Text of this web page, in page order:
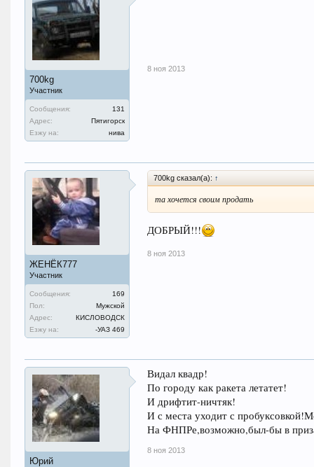
700kg
Участник
Сообщения:
131
Адрес:
Пятигорск
Езжу на:
нива
8 ноя 2013
ЖЕНЁК777
Участник
Сообщения:
169
Пол:
Мужской
Адрес:
КИСЛОВОДСК
Езжу на:
-УАЗ 469
700kg сказал(а): ↑
та хочется своим продать
ДОБРЫЙ!!!
8 ноя 2013
Юрий
Видал квадр!
По городу как ракета летатет!
И дрифтит-ничтяк!
И с места уходит с
На ФНПРе,возможно,был-бы в
8 ноя 2013